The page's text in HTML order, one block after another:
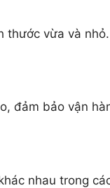
thước vừa và nhỏ.
đảm bảo vận
nhau trong